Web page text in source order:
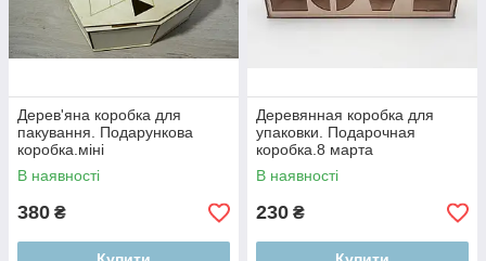
Дерев'яна коробка для
пакування. Подарункова
коробка.міні
В наявності
380 ₴
Деревянная коробка для
упаковки. Подарочная
коробка.8 марта
В наявності
230 ₴